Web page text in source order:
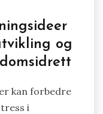
og
kan forbedre
i